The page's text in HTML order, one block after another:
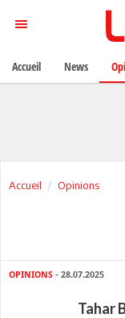
Accueil Opinions
OPINIONS - 28.07.2025
Tahar
Accueil News